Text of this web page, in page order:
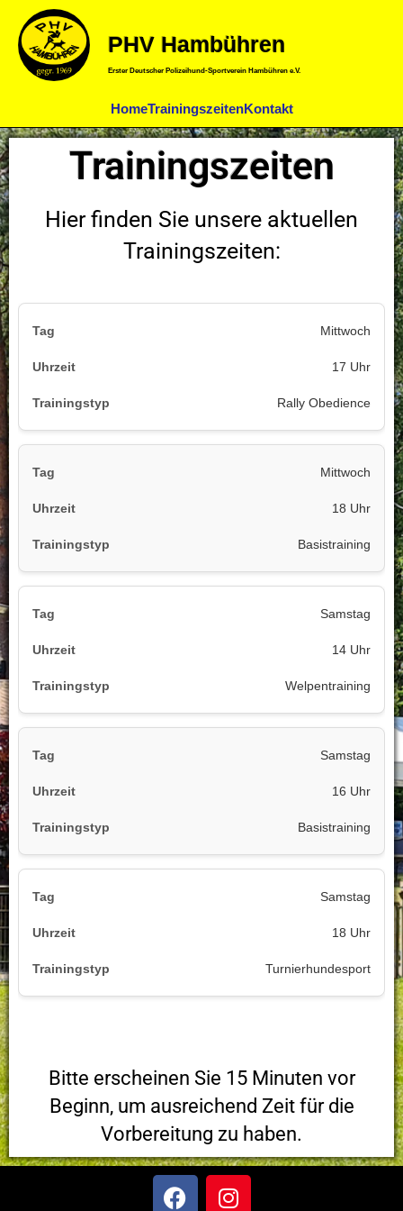
PHV Hambühren
Erster Deutscher Polizeihund-Sportverein Hambühren e.V.
HomeTrainingszeitenKontakt
Trainingszeiten
Hier finden Sie unsere aktuellen
Trainingszeiten:
Mittwoch
17 Uhr
Rally Obedience
Mittwoch
18 Uhr
Basistraining
Samstag
14 Uhr
Welpentraining
Samstag
16 Uhr
Basistraining
Samstag
18 Uhr
Turnierhundesport
Bitte erscheinen Sie 15 Minuten vor
Beginn, um ausreichend Zeit für die
Vorbereitung zu haben.